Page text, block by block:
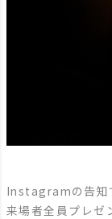
Instagramの告知
来場者全員プレ